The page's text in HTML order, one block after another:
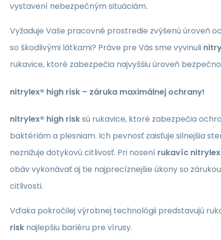
vystavení nebezpečným situáciám.
Vyžaduje Vaše pracovné prostredie zvýšenú úroveň
so škodlivými látkami? Práve pre Vás sme vyvinuli
rukavice, ktoré zabezpečia najvyššiu úroveň
nitrylex® high risk – záruka maximálnej ochrany!
nitrylex® high risksú rukavice, ktoré zabezpečia
baktériám a plesniam. Ich pevnosť zaisťuje silnejšia
neznižuje dotykovú citlivosť. Pri nosení rukavíc
obáv vykonávať aj tie najprecíznejšie úkony so
citlivosti.
Vďaka pokročilej výrobnej technológii predstavujú
risk najlepšiu bariéru pre vírusy.